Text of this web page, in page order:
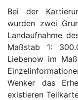
Bei der
wurden zwei
Landaufnahme
Maßstab 1:
Liebenow im
Wenker das
existieren